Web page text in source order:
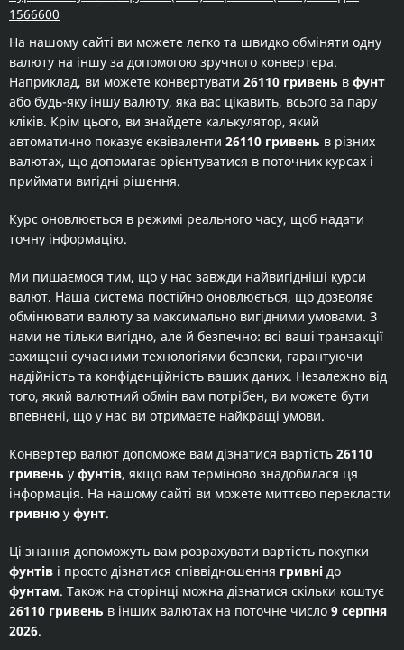
1566600
На нашому сайті ви можете легко та швидко обміняти одну
валюту на іншу за допомогою зручного конвертера.
Наприклад, ви можете конвертувати 26110 гривень в фунт
або будь-яку іншу валюту, яка вас цікавить, всього за пару
кліків. Крім цього, ви знайдете калькулятор, який
автоматично показує еквіваленти 26110 гривень в різних
валютах, що допомагає орієнтуватися в поточних курсах і
приймати вигідні рішення.
Курс оновлюється в режимі реального часу, щоб надати
точну інформацію.
Ми пишаємося тим, що у нас завжди найвигідніші курси
валют. Наша система постійно оновлюється, що дозволяє
обмінювати валюту за максимально вигідними умовами. З
нами не тільки вигідно, але й безпечно: всі ваші транзакції
захищені сучасними технологіями безпеки, гарантуючи
надійність та конфіденційність ваших даних. Незалежно від
того, який валютний обмін вам потрібен, ви можете бути
впевнені, що у нас ви отримаєте найкращі умови.
Конвертер валют допоможе вам дізнатися вартість 26110
гривень у фунтів, якщо вам терміново знадобилася ця
інформація. На нашому сайті ви можете миттєво перекласти
гривню у фунт.
Ці знання допоможуть вам розрахувати вартість покупки
фунтів і просто дізнатися співвідношення гривні до
фунтам. Також на сторінці можна дізнатися скільки коштує
26110 гривень в інших валютах на поточне число 9 серпня
2026.